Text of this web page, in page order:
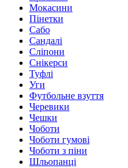
Мокасини
Пінетки
Сабо
Сандалі
Сліпони
Снікерси
Туфлі
Уги
Футбольне взуття
Черевики
Чешки
Чоботи
Чоботи гумові
Чоботи з піни
Шльопанці